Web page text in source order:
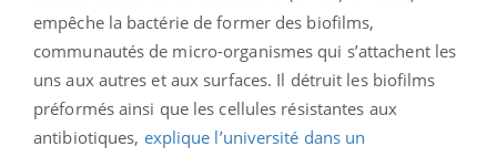
empêche la bactérie de former des biofilms,
communautés de micro-organismes qui s’attachent les
uns aux autres et aux surfaces. Il détruit les biofilms
préformés ainsi que les cellules résistantes aux
antibiotiques, explique l’université dans un